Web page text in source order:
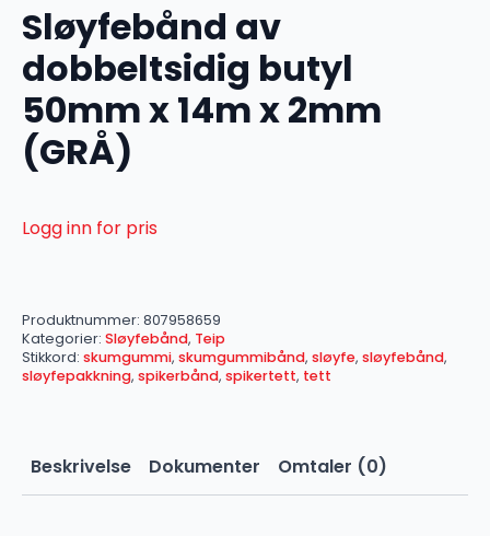
Sløyfebånd av
dobbeltsidig butyl
50mm x 14m x 2mm
(GRÅ)
Logg inn for pris
Produktnummer: 807958659
Kategorier: Sløyfebånd, Teip
Stikkord: skumgummi, skumgummibånd, sløyfe, sløyfebånd,
sløyfepakkning, spikerbånd, spikertett, tett
Beskrivelse Dokumenter Omtaler (0)